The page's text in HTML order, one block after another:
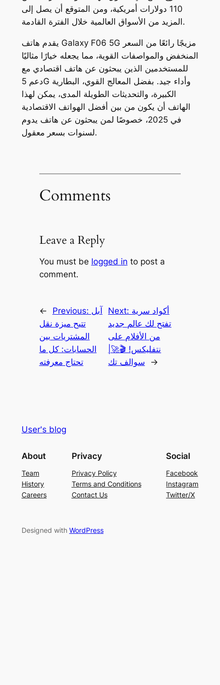
110 دولارات أمريكية، ومن المتوقع أن يصل إلى
المزيد من الأسواق العالمية خلال الفترة القادمة.
يقدم هاتف Galaxy F06 5G مزيجًا رائعًا من السعر
المنخفض والمواصفات القوية، مما يجعله خيارًا مثاليًا
للمستخدمين الذين يبحثون عن هاتف اقتصادي مع
دعم 5G وأداء جيد. بفضل المعالج القوي، البطارية
الكبيرة، والتحديثات الطويلة المدى، يمكن لهذا
الهاتف أن يكون من بين أفضل الهواتف الاقتصادية
في 2025، خصوصًا لمن يبحثون عن هاتف يدوم
لسنوات بسعر معقول.
Comments
Leave a Reply
You must be logged in to post a
comment.
← Previous: آبل
تتيح ميزة نقل
المشتريات بين
الحسابات: كل ما
تحتاج معرفته
Next: أكواد سرية
تفتح لك عالم جديد
من الأفلام على
نتفليكس! 🎬🚀|
سوالف تك
→
User's blog
About
Team
History
Careers
Privacy
Privacy Policy
Terms and Conditions
Contact Us
Social
Facebook
Instagram
Twitter/X
Designed with WordPress